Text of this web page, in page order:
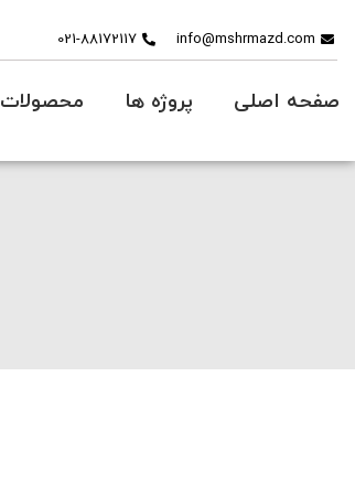
info@mshrmazd.com
021-88172117
صفحه اصلی پروژه ها محصولات